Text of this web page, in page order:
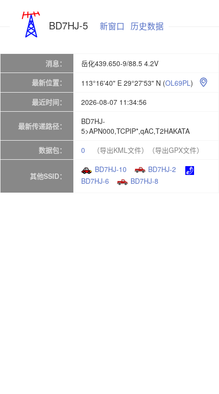
BD7HJ-5 新窗口 历史数据
消息：
岳化439.650-9/88.5 4.2V
最新位置：
113°16'40" E 29°27'53" N (OL69PL) 
最近时间： 2026-08-07 11:34:56
最新传递路径：
BD7HJ-
5>APN000,TCPIP*,qAC,T2HAKATA
数据包：
0 （导出KML文件） （导出GPX文件）
其他SSID：
BD7HJ-10
BD7HJ-2
BD7HJ-6
BD7HJ-8